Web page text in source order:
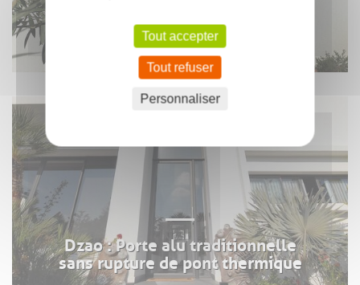
Porte pleine en aluminium Cuzco
Dzao : Porte alu traditionnelle
sans rupture de pont thermique
Tout accepter
Tout refuser
Personnaliser